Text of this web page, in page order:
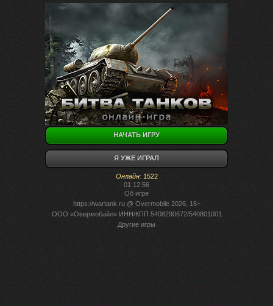
НАЧАТЬ ИГРУ
Я УЖЕ ИГРАЛ
Онлайн: 1522
01:12:56
Об игре
https://wartank.ru@ Overmobile 2026, 16+
ООО «Овермобайл» ИНН/КПП 5408290672/540801001
Другие игры